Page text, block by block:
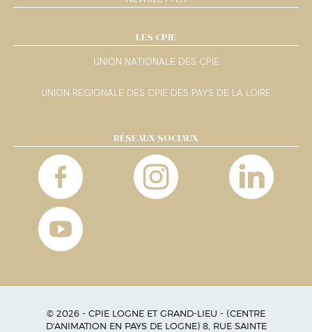
LES CPIE
UNION NATIONALE DES CPIE
UNION RÉGIONALE DES CPIE DES PAYS DE LA LOIRE
RÉSEAUX SOCIAUX
© 2026 - CPIE LOGNE ET GRAND-LIEU - (CENTRE
D'ANIMATION EN PAYS DE LOGNE) 8, RUE SAINTE